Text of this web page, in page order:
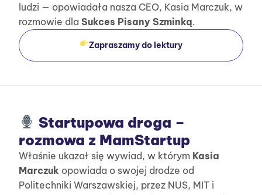
ludzi — opowiadała nasza CEO, Kasia Marczuk, w
rozmowie dla Sukces Pisany Szminką.
Zapraszamy do lektury
Startupowa droga –
rozmowa z MamStartup
Właśnie ukazał się wywiad, w którym Kasia
Marczuk opowiada o swojej drodze od
Politechniki Warszawskiej, przez NUS, MIT i